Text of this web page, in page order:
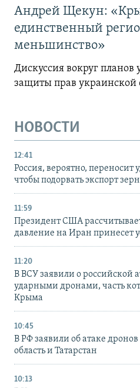
Андрей Щекун:
единственный
меньшинство»
Дискуссия вокруг планов
защиты прав
НОВОСТИ
12:41
Россия, вероятно, переносит
чтобы подорвать экспорт
11:59
Президент США
давление на Иран принесет
11:20
В ВСУ заявили о российской
ударными дронами, часть
Крыма
10:45
В РФ заявили об атаке
область и Татарстан
10:13